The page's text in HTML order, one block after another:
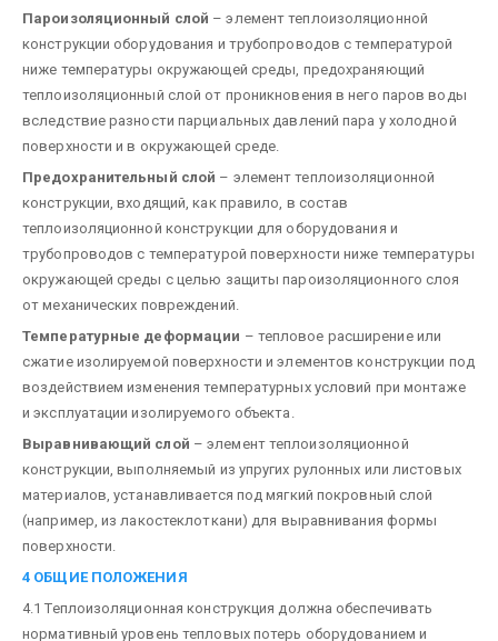
Пароизоляционный слой – элемент теплоизоляционной
конструкции оборудования и трубопроводов с температурой
ниже температуры окружающей среды, предохраняющий
теплоизоляционный слой от проникновения в него паров воды
вследствие разности парциальных давлений пара у холодной
поверхности и в окружающей среде.
Предохранительный слой – элемент теплоизоляционной
конструкции, входящий, как правило, в состав
теплоизоляционной конструкции для оборудования и
трубопроводов с температурой поверхности ниже температуры
окружающей среды с целью защиты пароизоляционного слоя
от механических повреждений.
Температурные деформации – тепловое расширение или
сжатие изолируемой поверхности и элементов конструкции под
воздействием изменения температурных условий при монтаже
и эксплуатации изолируемого объекта.
Выравнивающий слой – элемент теплоизоляционной
конструкции, выполняемый из упругих рулонных или листовых
материалов, устанавливается под мягкий покровный слой
(например, из лакостеклоткани) для выравнивания формы
поверхности.
4 ОБЩИЕ ПОЛОЖЕНИЯ
4.1 Теплоизоляционная конструкция должна обеспечивать
нормативный уровень тепловых потерь оборудованием и